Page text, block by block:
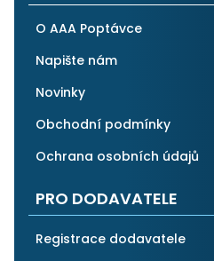
O AAA Poptávce
Napište nám
Novinky
Obchodní podmínky
Ochrana osobních údajů
PRO DODAVATELE
Registrace dodavatele